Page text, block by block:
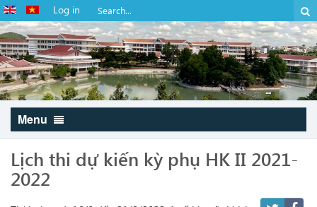
Log in
Menu
Lịch thi dự kiến kỳ phụ HK II 2021-
2022